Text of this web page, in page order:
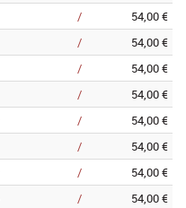
/
54,00 €
/
54,00 €
/
54,00 €
/
54,00 €
/
54,00 €
/
54,00 €
/
54,00 €
/
54,00 €